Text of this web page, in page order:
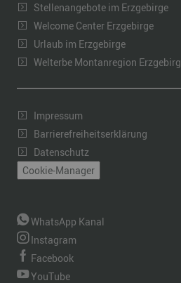
Stellenangebote im Erzgebirge
Welcome Center Erzgebirge
Urlaub im Erzgebirge
Welterbe Montanregion
Impressum
Barrierefreiheitserklärung
Datenschutz
Cookie-Manager
WhatsApp Kanal
Instagram
Facebook
YouTube